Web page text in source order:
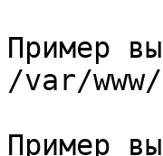
Пример
/var/
Пример